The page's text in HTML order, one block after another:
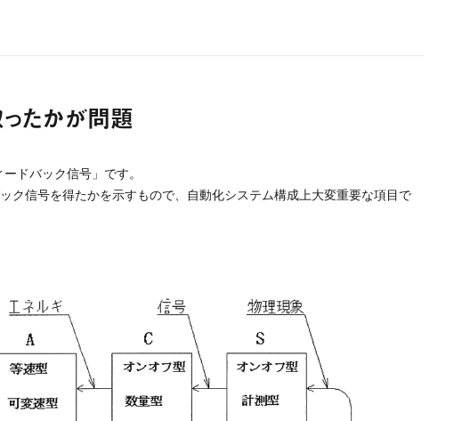
システムを W・T・MACS で表示・解析を提示（世界初）ほか多数
ったかが問題
ドバック信号」です。
信号を得たかを示すもので、自動化システム構成上大変重要な項目で